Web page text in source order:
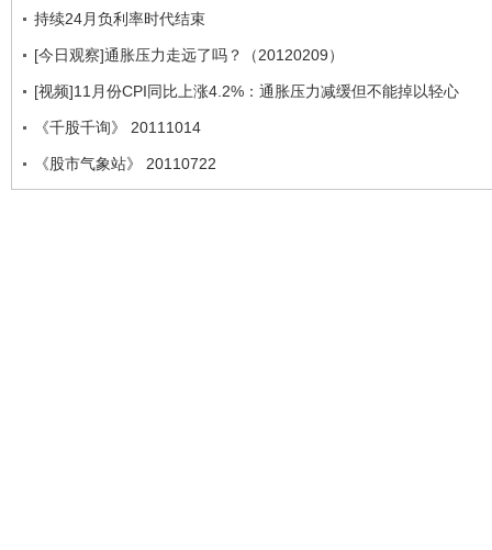
持续24月负利率时代结束
[今日观察]通胀压力走远了吗？（20120209）
[视频]11月份CPI同比上涨4.2%：通胀压力减缓但不能掉以轻心
《千股千询》 20111014
《股市气象站》 20110722